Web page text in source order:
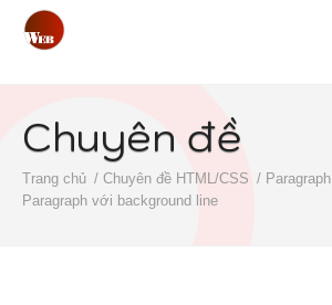
Chuyên đề
Trang chủ Chuyên đề HTML/CSS
Paragraph
Paragraph với background line